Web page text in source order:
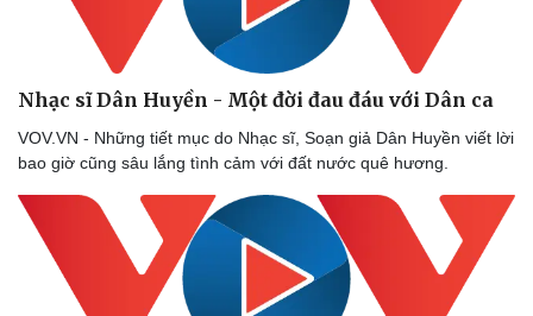
Nhạc sĩ Dân Huyền - Một đời đau đáu với Dân ca
VOV.VN - Những tiết mục do Nhạc sĩ, Soạn giả Dân Huyền viết lời
bao giờ cũng sâu lắng tình cảm với đất nước quê hương.